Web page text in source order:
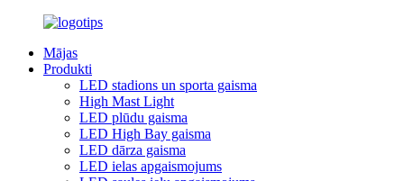
Mājas
Produkti
LED stadions un sporta gaisma
High Mast Light
LED plūdu gaisma
LED High Bay gaisma
LED dārza gaisma
LED ielas apgaismojums